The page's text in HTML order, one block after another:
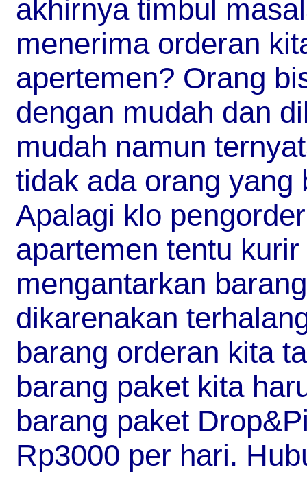
akhirnya timbul
menerima orderan
apertemen? Orang
dengan mudah dan
mudah namun
tidak ada orang yang
Apalagi klo
apartemen tentu
mengantarkan
dikarenakan
barang orderan kita
barang paket kita
barang paket
Rp3000 per hari.